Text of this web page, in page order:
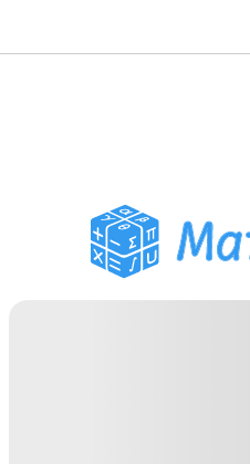
Помічник з домашнім
завданням PDF